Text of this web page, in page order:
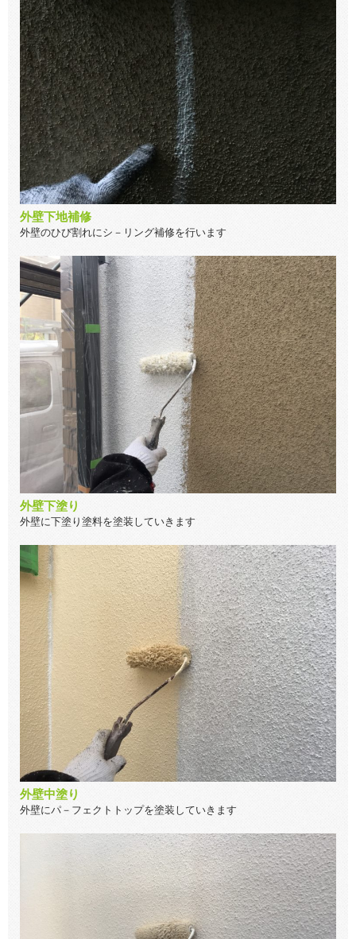
外壁下地補修
外壁のひび割れにシ－リング補修を行います
外壁下塗り
外壁に下塗り塗料を塗装していきます
外壁中塗り
外壁にパ－フェクトトップを塗装していきます